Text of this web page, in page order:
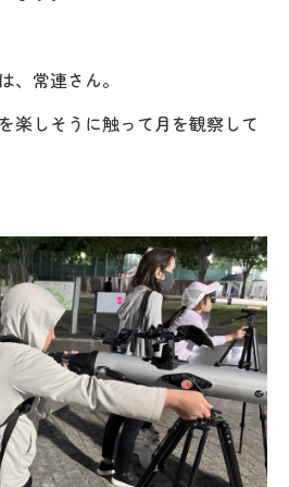
、常連さん。
楽しそうに触って月を観察して